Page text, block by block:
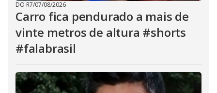
DO R7/07/08/2026
Carro fica pendurado a mais de
vinte metros de altura #shorts
#falabrasil